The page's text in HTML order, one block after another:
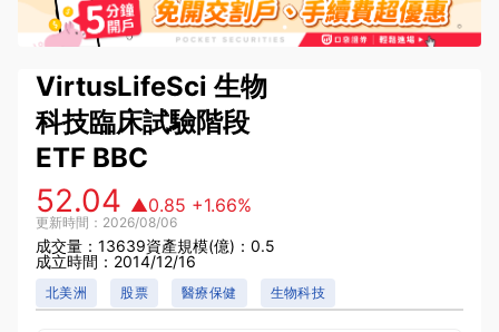
VirtusLifeSci 生物
科技臨床試驗階段
ETF BBC
52.04 ▲0.85 +1.66%
更新時間：2026/08/06
成交量：13639資產規模(億)：0.5
成立時間：2014/12/16
北美洲 股票 醫療保健 生物科技